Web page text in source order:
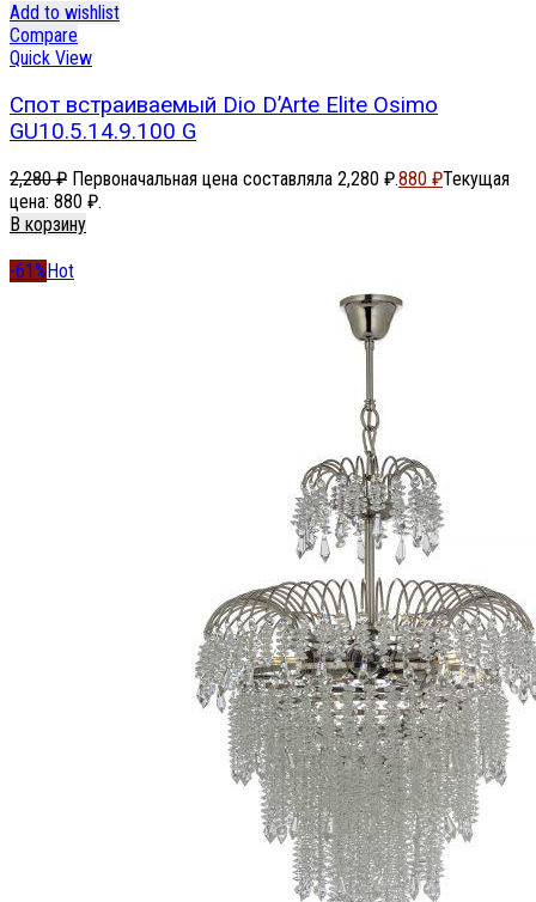
Add to wishlist
Compare
Quick View
Спот встраиваемый Dio D’Arte Elite Osimo
GU10.5.14.9.100 G
2,280₽ Первоначальная цена составляла 2,280 ₽.880 ₽Текущая
цена: 880 ₽.
В корзину
-61%Hot